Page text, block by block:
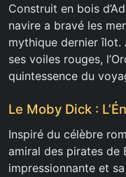
Construit en bois
navire a bravé les
mythique dernier îlot.
ses voiles rouges,
quintessence du
Le Moby Dick :
Inspiré du célèbre
amiral des pirates de
impressionnante et